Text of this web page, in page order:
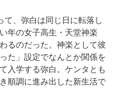
て、弥白は同じ日に転落し
年の女子高生・天堂神楽
るのだった。神楽として彼
た」設定でなんとか関係を
入学する弥白。ケンタとも
順調に進み出した新生活で